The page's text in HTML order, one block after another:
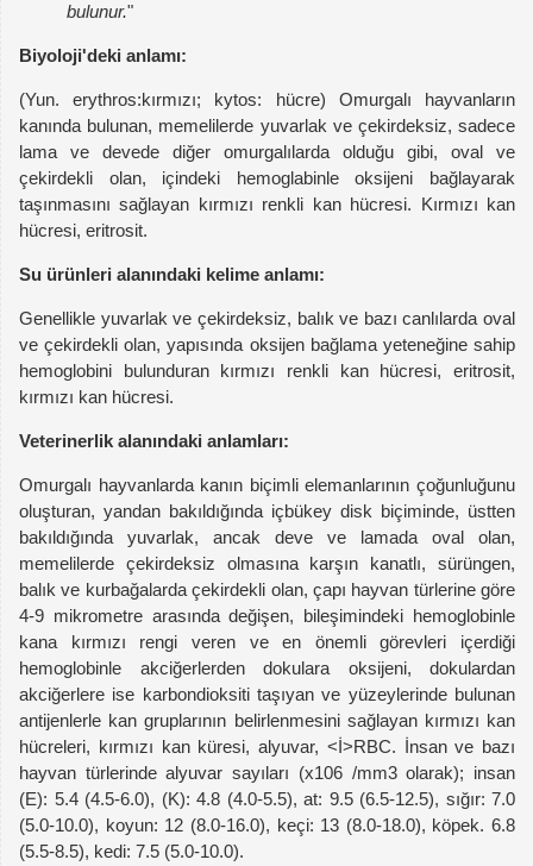
bulunur."
Biyoloji'deki anlamı:
(Yun. erythros:kırmızı; kytos: hücre) Omurgalı hayvanların
kanında bulunan, memelilerde yuvarlak ve çekirdeksiz, sadece
lama ve devede diğer omurgalılarda olduğu gibi, oval ve
çekirdekli olan, içindeki hemoglabinle oksijeni bağlayarak
taşınmasını sağlayan kırmızı renkli kan hücresi. Kırmızı kan
hücresi, eritrosit.
Su ürünleri alanındaki kelime anlamı:
Genellikle yuvarlak ve çekirdeksiz, balık ve bazı canlılarda oval
ve çekirdekli olan, yapısında oksijen bağlama yeteneğine sahip
hemoglobini bulunduran kırmızı renkli kan hücresi, eritrosit,
kırmızı kan hücresi.
Veterinerlik alanındaki anlamları:
Omurgalı hayvanlarda kanın biçimli elemanlarının çoğunluğunu
oluşturan, yandan bakıldığında içbükey disk biçiminde, üstten
bakıldığında yuvarlak, ancak deve ve lamada oval olan,
memelilerde çekirdeksiz olmasına karşın kanatlı, sürüngen,
balık ve kurbağalarda çekirdekli olan, çapı hayvan türlerine göre
4-9 mikrometre arasında değişen, bileşimindeki hemoglobinle
kana kırmızı rengi veren ve en önemli görevleri içerdiği
hemoglobinle akciğerlerden dokulara oksijeni, dokulardan
akciğerlere ise karbondioksiti taşıyan ve yüzeylerinde bulunan
antijenlerle kan gruplarının belirlenmesini sağlayan kırmızı kan
hücreleri, kırmızı kan küresi, alyuvar, <İ>RBC. İnsan ve bazı
hayvan türlerinde alyuvar sayıları (x106 /mm3 olarak); insan
(E): 5.4 (4.5-6.0), (K): 4.8 (4.0-5.5), at: 9.5 (6.5-12.5), sığır: 7.0
(5.0-10.0), koyun: 12 (8.0-16.0), keçi: 13 (8.0-18.0), köpek. 6.8
(5.5-8.5), kedi: 7.5 (5.0-10.0).